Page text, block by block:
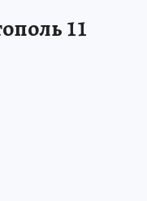
11